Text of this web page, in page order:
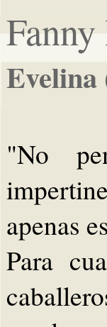
"No
apenas
Para